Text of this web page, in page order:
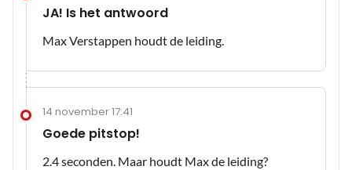
JA! Is het antwoord
Max Verstappen houdt de leiding.
14 november 17:41
Goede pitstop!
2.4 seconden. Maar houdt Max de leiding?